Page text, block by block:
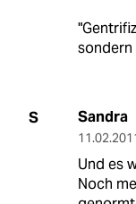
sondern
S Sandra
Und es
Noch